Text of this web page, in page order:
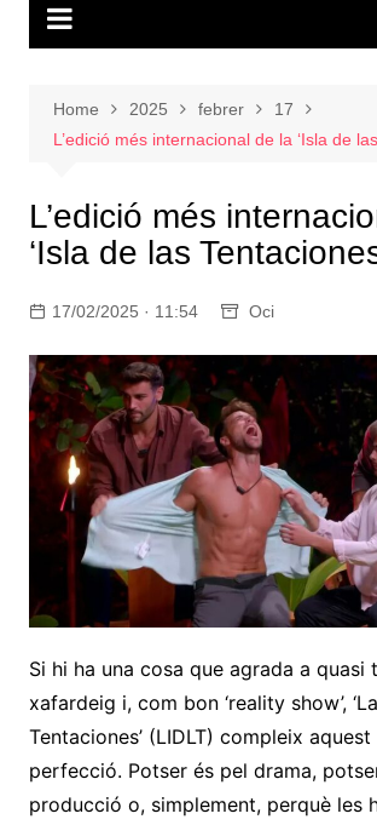
Home 2025 febrer
17
L’edició més internacional de la ‘Isla de
L’edició més
‘Isla de las
17/02/2025 · 11:54 Oci
Si hi ha una cosa que agrada a quasi
xafardeig i, com bon ‘reality show’,
Tentaciones’ (LIDLT) compleix
perfecció. Potser és pel drama,
producció o, simplement, perquè les